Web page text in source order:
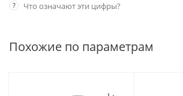
? Что означают эти цифры?
Похожие по параметрам